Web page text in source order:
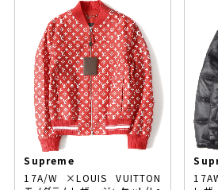
Supreme
17A/W ×LOUIS VUITTON